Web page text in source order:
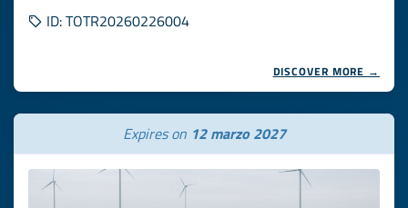
ID: TOTR20260226004
DISCOVER MORE →
Expires on 12 marzo 2027